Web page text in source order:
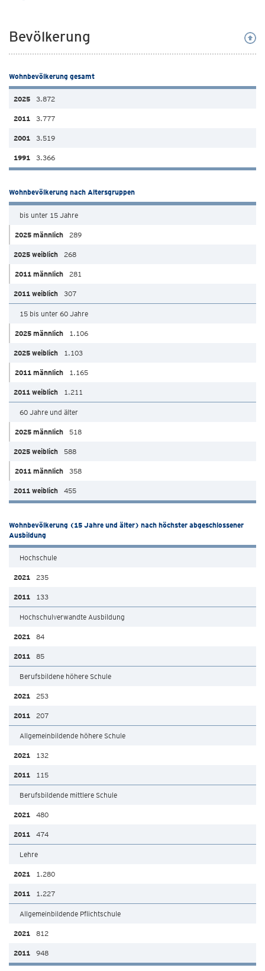
Bevölkerung
Wohnbevölkerung gesamt
3.872
3.777
3.519
3.366
Wohnbevölkerung nach Altersgruppen
bis unter 15 Jahre
289
268
281
307
15 bis unter 60 Jahre
1.106
1.103
1.165
1.211
60 Jahre und älter
518
588
358
455
Wohnbevölkerung (15 Jahre und älter) nach höchster abgeschlossener
Ausbildung
Hochschule
235
133
Hochschulverwandte Ausbildung
84
85
Berufsbildene höhere Schule
253
207
Allgemeinbildende höhere Schule
132
115
Berufsbildende mittlere Schule
480
474
Lehre
1.280
1.227
Allgemeinbildende Pflichtschule
812
948